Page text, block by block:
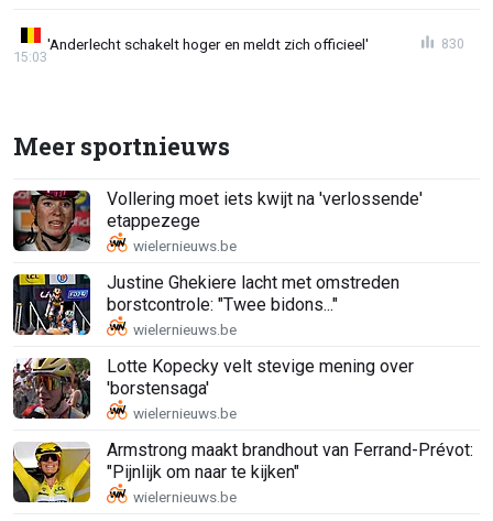
'Anderlecht schakelt hoger en meldt zich officieel'
15:03
830
Meer sportnieuws
Vollering moet iets kwijt na 'verlossende'
etappezege
Justine Ghekiere lacht met omstreden
borstcontrole: "Twee bidons..."
Lotte Kopecky velt stevige mening over
'borstensaga'
Armstrong maakt brandhout van Ferrand-Prévot:
"Pijnlijk om naar te kijken"